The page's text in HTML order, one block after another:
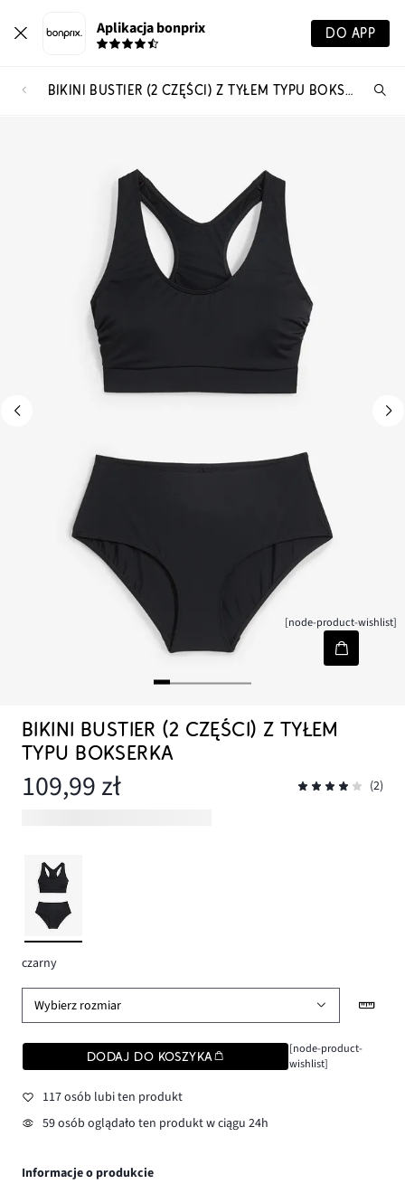
Aplikacja bonprix DO APP
BIKINI BUSTIER (2 CZĘŚCI) Z TYŁEM TYPU BOKSERKA
[node-product-wishlist]
BIKINI BUSTIER (2 CZĘŚCI) Z TYŁEM
TYPU BOKSERKA
109,99 zł (2)
czarny
Wybierz rozmiar
DODAJ DO KOSZYKA
[node-product-
wishlist]
117 osób lubi ten produkt
59 osób oglądało ten produkt w ciągu 24h
Informacje o produkcie